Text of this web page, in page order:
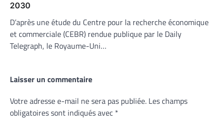
2030
D’après une étude du Centre pour la recherche économique
et commerciale (CEBR) rendue publique par le Daily
Telegraph, le Royaume-Uni…
Laisser un commentaire
Votre adresse e-mail ne sera pas publiée. Les champs
obligatoires sont indiqués avec *